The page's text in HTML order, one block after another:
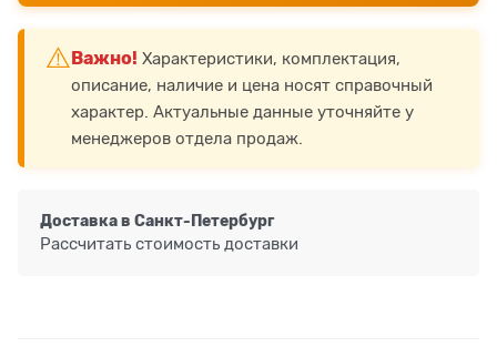
⚠️ Важно! Характеристики, комплектация,
описание, наличие и цена носят справочный
характер. Актуальные данные уточняйте у
менеджеров отдела продаж.
Доставка в Санкт-Петербург
Рассчитать стоимость доставки